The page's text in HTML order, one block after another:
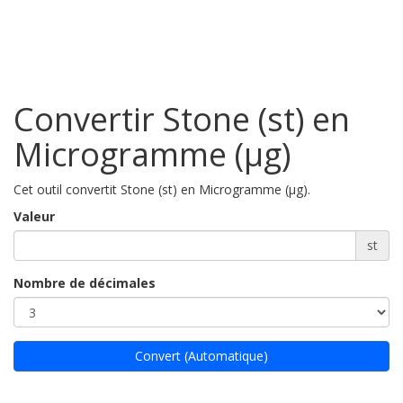
Convertir Stone (st) en
Microgramme (µg)
Cet outil convertit Stone (st) en Microgramme (µg).
Valeur
st
Nombre de décimales
Convert (Automatique)